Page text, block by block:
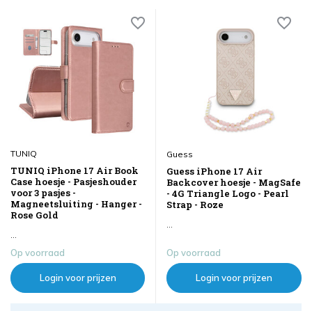
TUNIQ
TUNIQ iPhone 17 Air Book
Case hoesje - Pasjeshouder
voor 3 pasjes -
Magneetsluiting - Hanger -
Rose Gold
Op voorraad
Login voor prijzen
Guess
Guess iPhone 17 Air
Backcover hoesje - MagSafe
- 4G Triangle Logo - Pearl
Strap - Roze
Op voorraad
Login voor prijzen